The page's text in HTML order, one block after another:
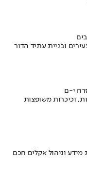
ובניית עתיד הדור
י-ם
וכיכרות משופצות
וניהול אקלים חכם